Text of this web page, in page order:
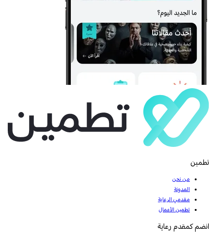
تطمين
من نحن
المدونة
مقدمي الرعاية
تطمين الأعمال
انضم كمقدم رعاية